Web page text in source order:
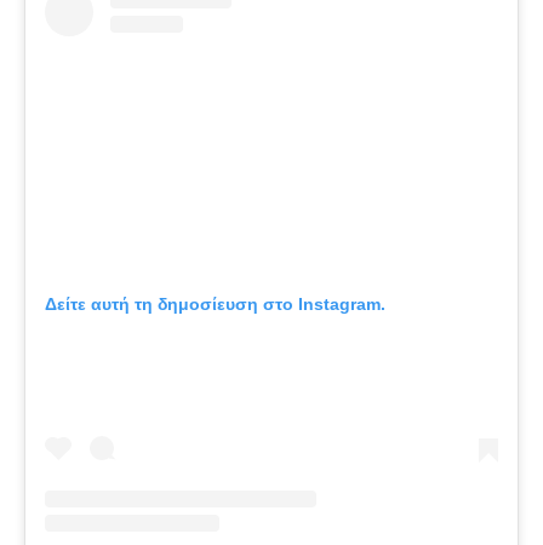
Δείτε αυτή τη δημοσίευση στο Instagram.